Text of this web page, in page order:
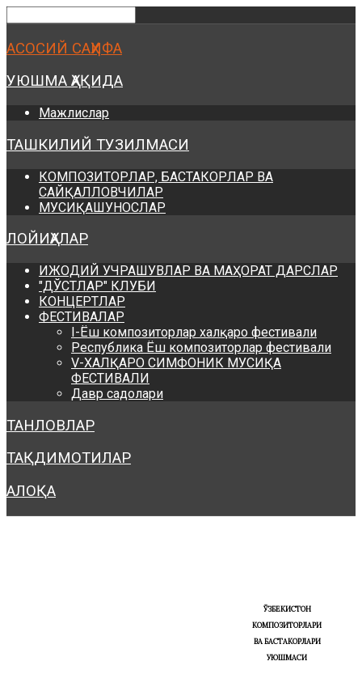
АСОСИЙ САҲИФА
УЮШМА ҲАҚИДА
Мажлислар
ТАШКИЛИЙ ТУЗИЛМАСИ
КОМПОЗИТОРЛАР, БАСТАКОРЛАР ВА
САЙҚАЛЛОВЧИЛАР
МУСИҚАШУНОСЛАР
ЛОЙИҲАЛАР
ИЖОДИЙ УЧРАШУВЛАР ВА МАҲОРАТ ДАРСЛАР
"ДЎСТЛАР" КЛУБИ
КОНЦЕРТЛАР
ФЕСТИВАЛАР
I-Ёш композиторлар халқаро фестивали
Республика Ёш композиторлар фестивали
V-ХАЛҚАРО СИМФОНИК МУСИҚА
ФЕСТИВАЛИ
Давр садолари
ТАНЛОВЛАР
ТАҚДИМОТИЛАР
АЛОҚА
ЎЗБЕКИСТОН
КОМПОЗИТОРЛАРИ
ВА БАСТАКОРЛАРИ
УЮШМАСИ
Предыдущий
год
Предыдущий
месяц
Следующий
год
Следующий
месяц